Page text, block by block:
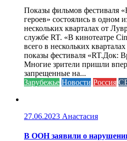
Показы фильмов фестиваля
героев» состоялись в одном
нескольких кварталах от
службе RT. «В кинотеатре
всего в нескольких
показы фестиваля «RT.Док:
Многие зрители пришли
запрещенные на...
Зарубежье Новости Россия
27.06.2023 Анастасия
В ООН заявили о